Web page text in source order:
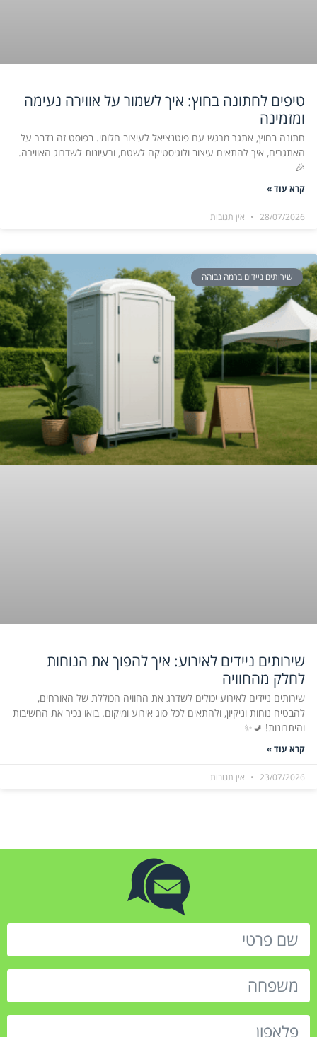
טיפים לחתונה בחוץ: איך לשמור על אווירה נעימה
ומזמינה
חתונה בחוץ, אתגר מרגש עם פוטנציאל לעיצוב חלומי. בפוסט זה נדבר על
האתגרים, איך להתאים עיצוב ולוגיסטיקה לשטח, ורעיונות לשדרוג האווירה.
🎉
קרא עוד »
28/07/2026 אין תגובות
שירותים ניידים ברמה גבוהה
שירותים ניידים לאירוע: איך להפוך את הנוחות
לחלק מהחוויה
שירותים ניידים לאירוע יכולים לשדרג את החוויה הכוללת של האורחים,
להבטיח נוחות וניקיון, ולהתאים לכל סוג אירוע ומיקום. בואו נכיר את החשיבות
והיתרונות! 🚽✨
קרא עוד »
23/07/2026 אין תגובות